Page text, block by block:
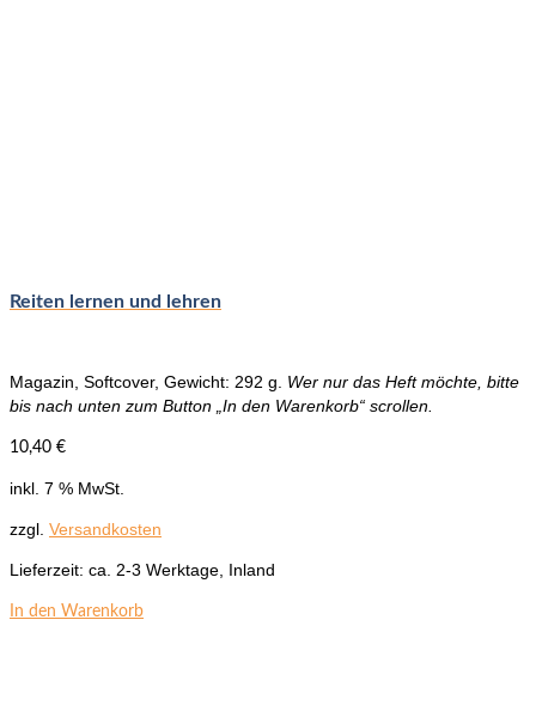
Reiten lernen und lehren
Magazin, Softcover, Gewicht: 292 g. Wer nur das Heft möchte, bitte
bis nach unten zum Button „In den Warenkorb“ scrollen.
10,40 €
inkl. 7 % MwSt.
zzgl. Versandkosten
Lieferzeit: ca. 2-3 Werktage, Inland
In den Warenkorb